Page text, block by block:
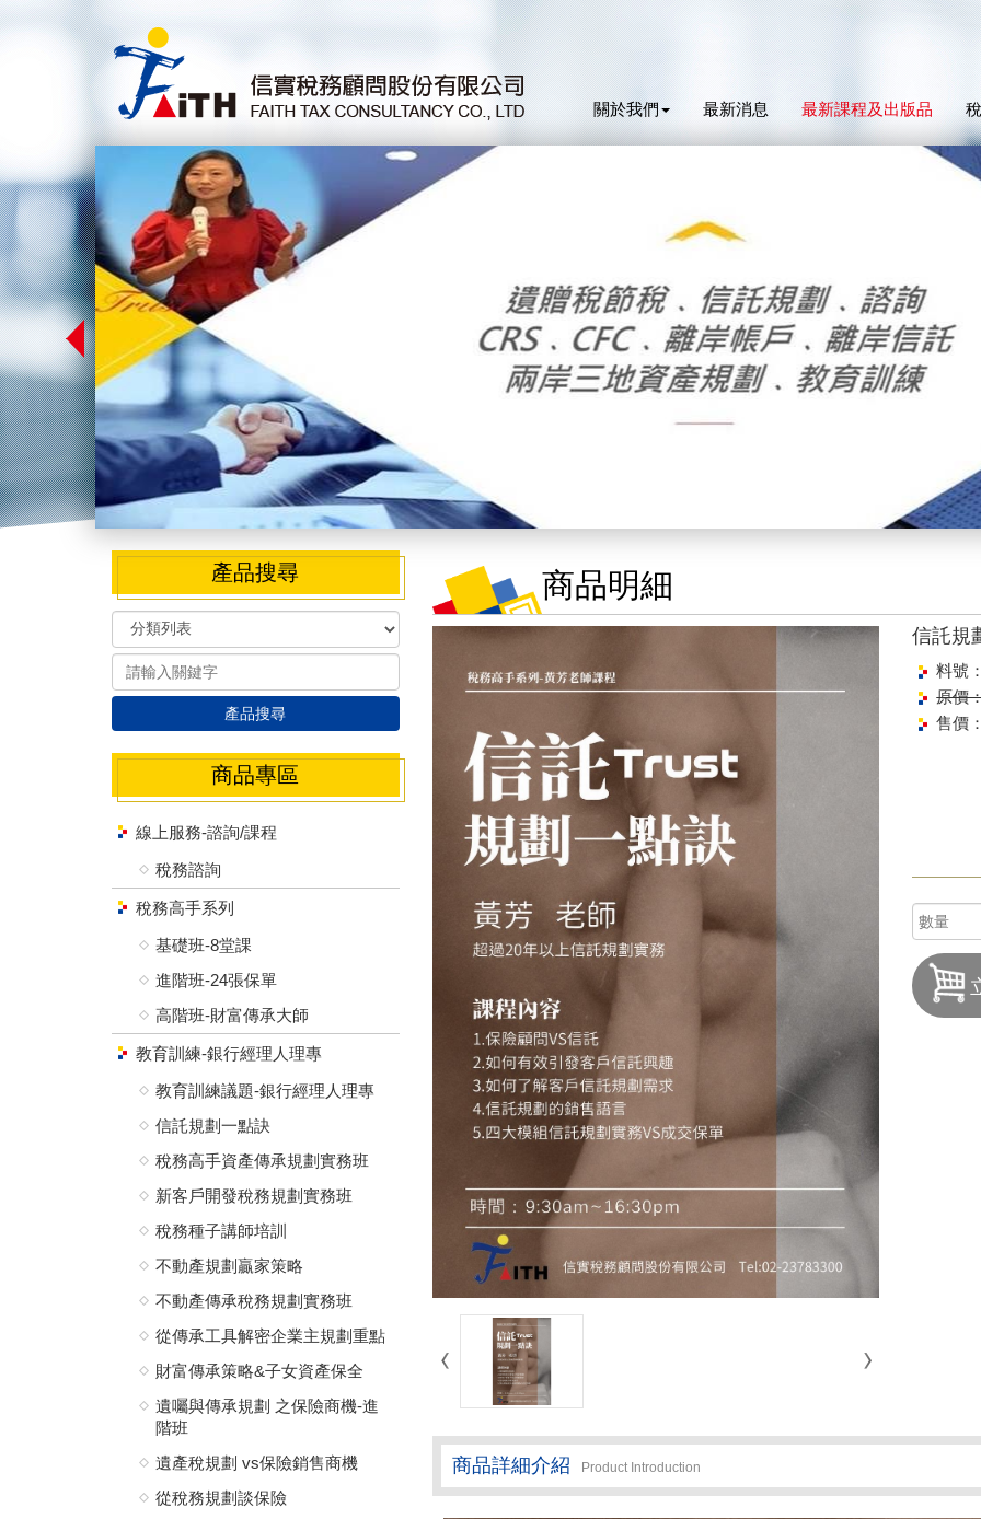
關於我們 最新消息 最新課程及出版品
產品搜尋
產品搜尋
商品專區
線上服務-諮詢/課程
稅務諮詢
稅務高手系列
基礎班-8堂課
進階班-24張保單
高階班-財富傳承大師
教育訓練-銀行經理人理專
教育訓練議題-銀行經理人理專
信託規劃一點訣
稅務高手資產傳承規劃實務班
新客戶開發稅務規劃實務班
稅務種子講師培訓
不動產規劃贏家策略
不動產傳承稅務規劃實務班
從傳承工具解密企業主規劃重點
財富傳承策略&子女資產保全
遺囑與傳承規劃 之保險商機-進
階班
遺產稅規劃 vs保險銷售商機
從稅務規劃談保險
商品明細
信託規
料號
原價
售價
商品詳細介紹 Product Introduction